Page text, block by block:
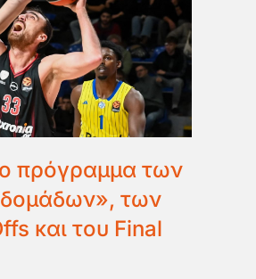
πρόγραμμα των
των
και του Final